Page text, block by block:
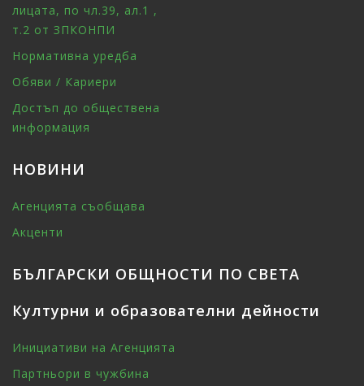
лицата, по чл.39, ал.1 ,
т.2 от ЗПКОНПИ
Нормативна уредба
Обяви / Кариери
Достъп до обществена
информация
НОВИНИ
Агенцията съобщава
Акценти
БЪЛГАРСКИ ОБЩНОСТИ ПО СВЕТА
Културни и образователни дейности
Инициативи на Агенцията
Партньори в чужбина